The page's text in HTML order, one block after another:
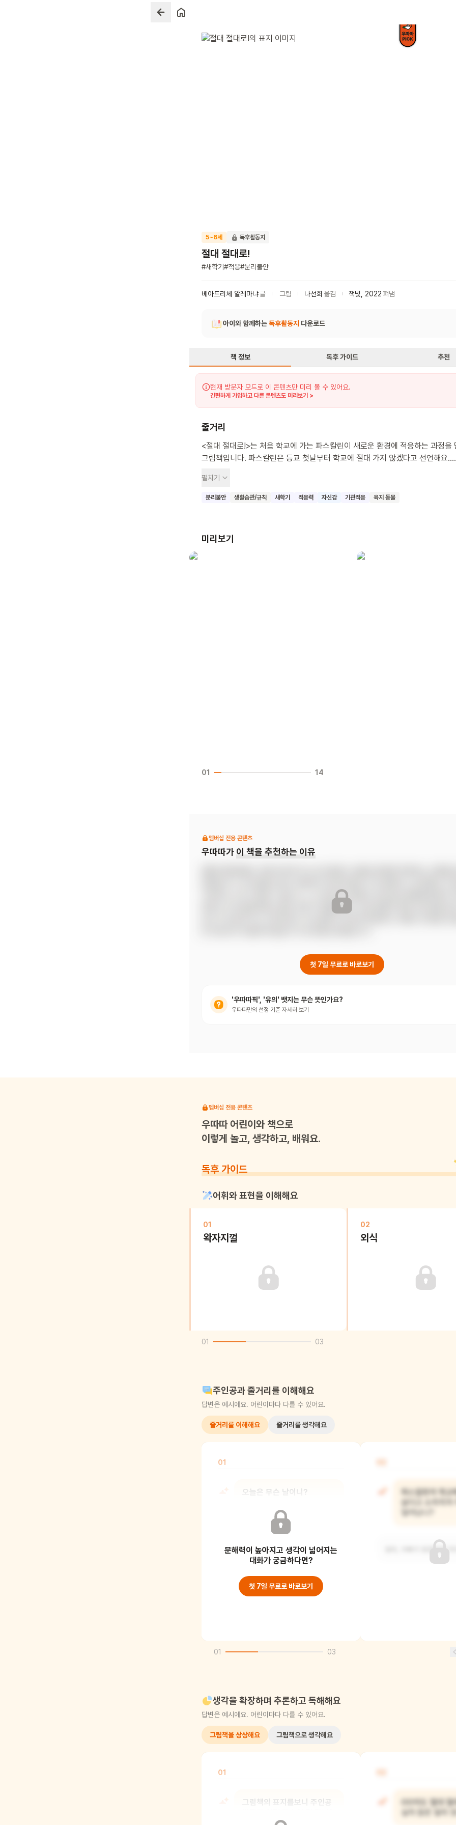
5~6세 독후활동지
절대 절대로!
#새학기 #적응#분리불안
베아트리체 알레마냐글 그림 나선희 옮김 책빛 2022펴냄
아이와 함께하는독후활동지 다운로드
책 정보 독후 가이드 추천
현재 방문자 모드로 이 콘텐츠만 미리 볼 수 있어요.
간편하게 가입하고 다른 콘텐츠도 미리보기 >
줄거리
<절대 절대로!>는 처음 학교에 가는 파스칼린이 새로운 환경에 적응하는 과정을
그림책입니다. 파스칼린은 등교 첫날부터 학교에 절대 가지 않겠다고 선언해요.
몸이 작아지고 말아요. 파스칼린에게는 좋은 생각이 떠올랐어요. 바로 땅콩만 해
부모님을 날개 속에 숨기고 학교에 가는 것이었지요. 파스칼린이 학교에 적응하
펼치기
분리불안 생활습관/규칙 새학기 적응력 자신감 기관적응 육지 동물
미리보기
01 14
멤버십 전용 콘텐츠
우따따가 이 책을 추천하는 이유
거부하는 소리가 얼마나 컸는지, 그 소리에 파스칼린의 부모님은 땅콩만큼 몸이
말아요. 파스칼린에게는 좋은 생각이 떠올랐어요. 바로 땅콩만 해진 부모님을 날
첫 7일 무료로 바로보기
'우따따픽', '유의' 뱃지는 무슨 뜻인가요?
우따따만의 선정 기준 자세히 보기
멤버십 전용 콘텐츠
우따따어린이와 책으로
이렇게 놀고, 생각하고, 배워요.
독후 가이드
어휘와 표현을 이해해요
01
왁자지껄
02
외식
01 03
주인공과 줄거리를 이해해요
답변은 예시에요. 어린이마다 다를 수 있어요.
줄거리를 이해해요 줄거리를 생각해요
01
오늘은 무슨 날이니?
파스칼린이 학교에 처음 가는 날이에요.
않겠다고 말해요.
문해력이 높아지고 생각이 넓어지는
대화가 궁금하다면?
첫 7일 무료로 바로보기
파스칼린이 학
싫다고 소리치
01 03
생각을 확장하며 추론하고 독해해요
답변은 예시에요. 어린이마다 다를 수 있어요.
그림책을 상상해요 그림책으로 생각해요
01
그림책의 표지를보니 주인공
OO이도 절대
싶지 않은 일이